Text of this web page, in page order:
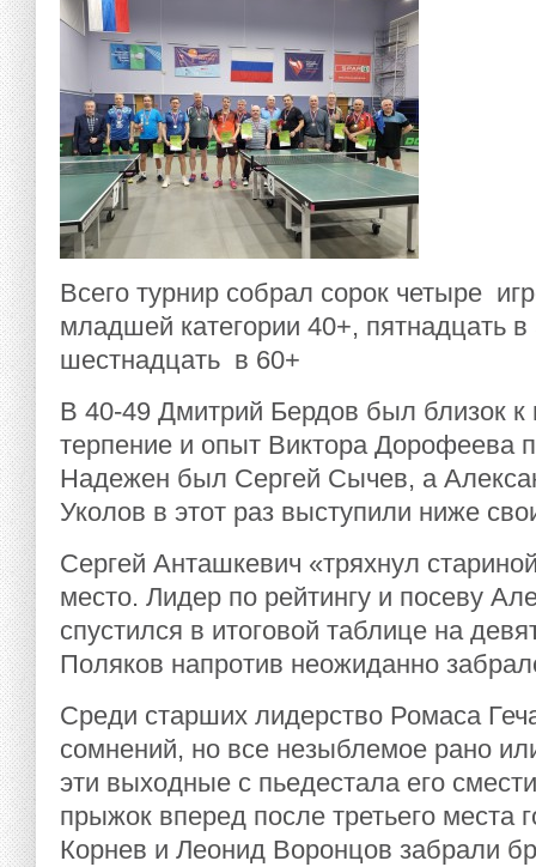
Всего турнир собрал сорок четыре
младшей категории 40+, пятнадцать
шестнадцать в 60+
В 40-49 Дмитрий Бердов был близок
терпение и опыт Виктора Дорофеева
Надежен был Сергей Сычев, а
Уколов в этот раз выступили ниже
Сергей Анташкевич «тряхнул
место. Лидер по рейтингу и посеву
спустился в итоговой таблице на
Поляков напротив неожиданно
Среди старших лидерство Ромаса
сомнений, но все незыблемое рано
эти выходные с пьедестала его
прыжок вперед после третьего места
Корнев и Леонид Воронцов забрали